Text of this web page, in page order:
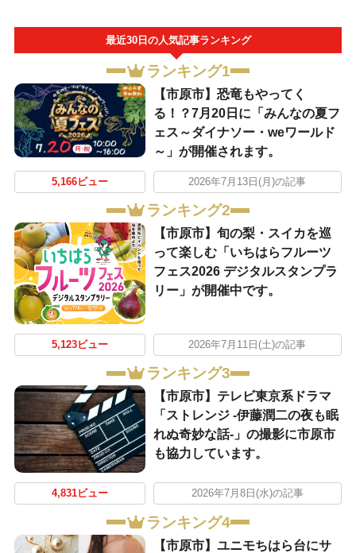
最近30日の人気記事ランキング
ランキング1
【市原市】恐竜もやってく
る！？7月20日に「みんなの夏フ
ェス～ダイナソー・weワールド
～」が開催されます。
5,166ビュー 2026年7月13日(月)の記事
ランキング2
【市原市】旬の梨・スイカを巡
って楽しむ「いちはらフルーツ
フェス2026 デジタルスタンプラ
リー」が開催中です。
5,123ビュー 2026年7月11日(土)の記事
ランキング3
【市原市】テレビ東京系ドラマ
「ストレンジ -伊藤潤二の夜も眠
れぬ奇妙な話-」の撮影に市原市
も協力しています。
4,831ビュー 2026年7月8日(水)の記事
ランキング4
【市原市】ユニモちはら台にサ